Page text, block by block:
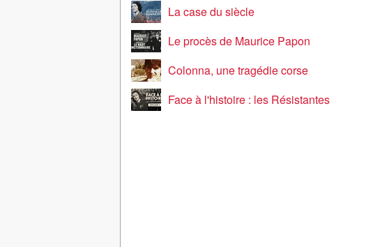
La case du siècle
Le procès de Maurice Papon
Colonna, une tragédie corse
Face à l'histoire : les Résistantes